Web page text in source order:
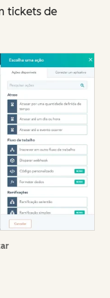
tickets de